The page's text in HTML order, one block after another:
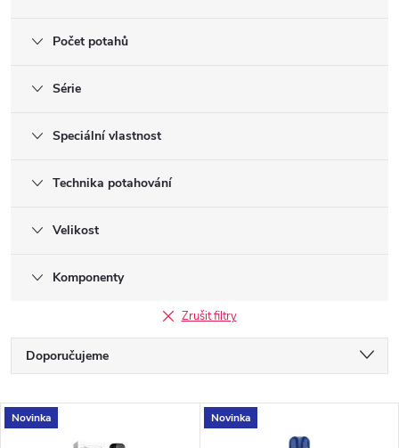
Počet potahů
Série
Speciální vlastnost
Technika potahování
Velikost
Komponenty
Zrušit filtry
Ř
a
Doporučujeme
Nejdražší
V
Novinka Novinka